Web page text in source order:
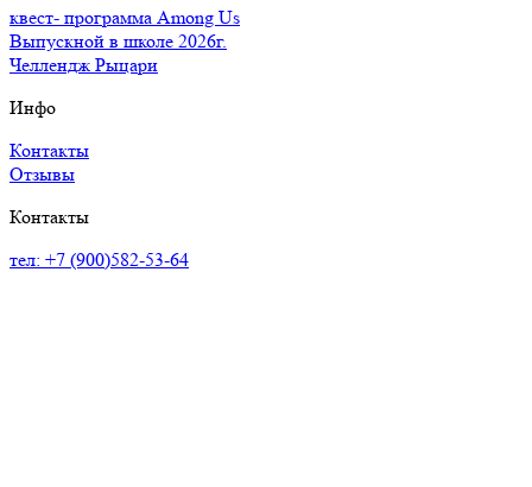
квест- программа Among Us
Выпускной в школе 2026г.
Челлендж Рыцари
Инфо
Контакты
Отзывы
Контакты
тел: +7 (900)582-53-64